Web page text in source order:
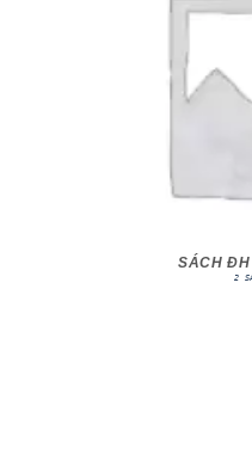
SÁCH ĐH
2